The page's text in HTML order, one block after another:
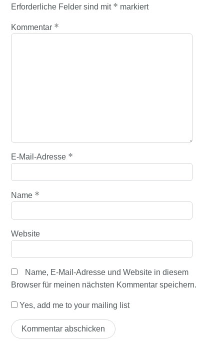
Erforderliche Felder sind mit * markiert
Kommentar *
E-Mail-Adresse *
Name *
Website
Name, E-Mail-Adresse und Website in diesem
Browser für meinen nächsten Kommentar speichern.
Yes, add me to your mailing list